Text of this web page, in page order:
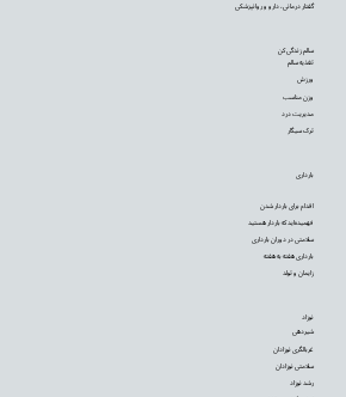
نوزاد
شیردهی
غربالگری نوزادان
سلامتی نوزادان
رشد نوزاد
بارداری
اقدام برای باردار شدن
فهمیده‌اید که باردار هستید
سلامتی در دوران بارداری
بارداری هفته به هفته
زایمان و تولد
سالم زندگی کن
تغذیه سالم
ورزش
وزن مناسب
مدیریت درد
ترک سیگار
گفتار درمانی، دارو و روانپزشکی